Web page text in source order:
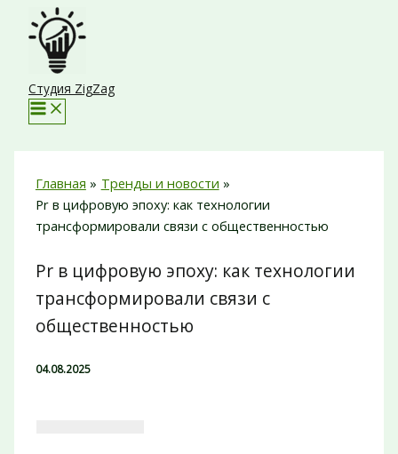
Перейти
содержимому
Студия ZigZag
Главная
Тренды и новости
Pr в цифровую эпоху: как технологии
трансформировали связи с общественностью
Pr в цифровую эпоху: как технологии
трансформировали связи с
общественностью
04.08.2025